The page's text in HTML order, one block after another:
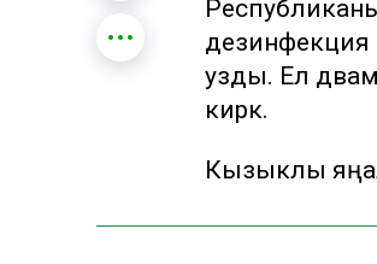
дезинфекция
узды. Ел
кирәк.
Кызыклы